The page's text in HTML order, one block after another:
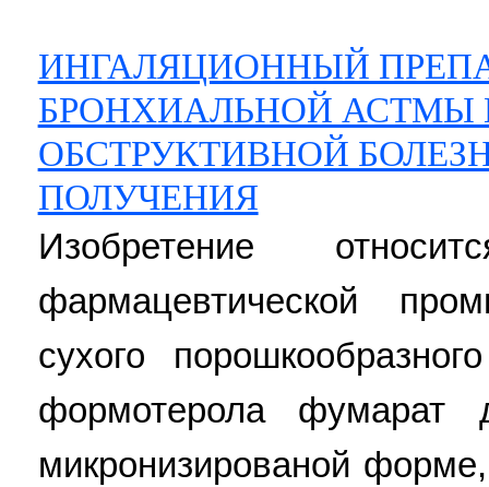
ИНГАЛЯЦИОННЫЙ
БРОНХИАЛЬНОЙ АСТМЫ
ОБСТРУКТИВНОЙ
ПОЛУЧЕНИЯ
Изобретение
фармацевтической
сухого
формотерола фумарат
микронизированой